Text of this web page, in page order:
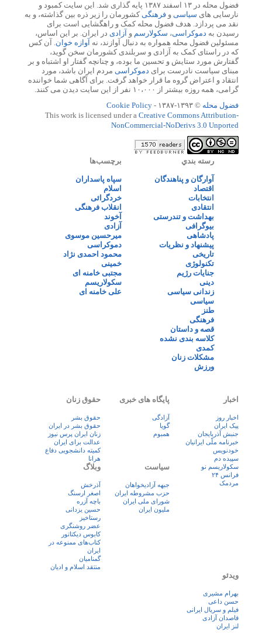
فضول محله در ۱۳ اسفند ۱۳۸۷ پایه گذاری شد. این سایت کمبود و
نارسایی های سیاسی و فرهنگیکشورمان را زیر ذره بین گذاشته، و به
نقد می پردازد. هدف فضول محله کمک و راهگشایی است برای
رسیدن به دموکراسی، سکولارسم و آزادی در ایران. بر این اساس،
مسئولین فضول محله همواره به دنبال آوازند، نه آوازه خوان. آن کس
که در راستای کمک به آزادی و سربلندی کشورمان سخن گوید،
گفتارش مورد ستایش و تحسین ما بوده، و چنانچه گفتار او اشتباه و بر
مبنای سیاست نادرست برای دموکراسی مردم ایران باشد، مورد
انتقاد و اعتراض گروه ما قرار خواهد گرفت. برای آگاهی شما خواننده
گرامی، همه روزه بیشتر از ۱۰،۰۰۰ نفر از این سایت دیدن می کنند.
فضول محله © ۱۳۹۳-۱۳۸۷ -
Cookie Policy
This work is licensed under a Creative Commons Attribution-
NonCommercial-NoDerivs 3.0 Unported
رسته بندي
آوارگان و پناهندگان
اقتصاد
انتخابات
انتقادی
بهداشت و تندرستی
بیوگرافی
پادشاهی
پیشنهاد و نظریات
تاریخی
تکنولوژی
جنایات رژیم
دینی
زندانی سیاسی
سیاسی
طنز
فرهنگی
قصه و داستان
کلاسه بندی نشده
کمدی
مشکلات زنان
ورزش
برچسب‌ها
سپاه پاسداران
اسلام
خردگرائی
انقلاب فرهنگی
آخوند
آزادی
میرحسین موسوی
دموکراسی
محمود احمدی نژاد
خمینی
مجتبی خامنه ای
سکولاریسم
علی خامنه ای
اخبار
اخبار روز
پيک ايران
جنبش آذربایجان
خبرنامه ملّی ایرانیان
خودنویس
سپیده دم
سکولاریسم نو
فرانس ۲۴
مردمک
پایگاه های خبری
آزادگی
گویا
همبوم
حقوق زنان
حقوق بشر
حقوق بشر در ایران
زنان ايران پرس نيوز
عدالت برای ایران
کمیته دانشجویی دفاع
هرانا
سیاست
جبهه آزادیخواهان
حزب مشروطه ایران
شورای ملی ایران
ملیون ایران
وبلاگ
آذرخش
اصغر ارسنگ
باچه آزره
حسین یزدانی
رستاخیز
عضر روشنگری
کابوس دیکتاتور
کتاب‌های ممنوعه در
ایران
گمنامیان
منتقد اسلام و ادیان
ویدئو
بهرام مشیری
حسن داعی
فيلم و سريال ايرانی
قاصدان آزادی
لنز ایران